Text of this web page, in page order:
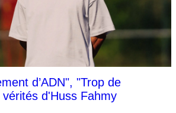
d’ADN", "Trop de
d'Huss Fahmy